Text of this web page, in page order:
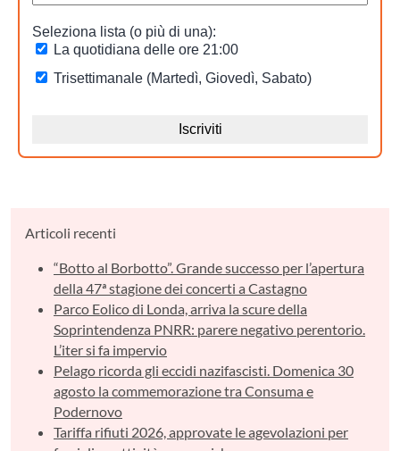
Articoli recenti
“Botto al Borbotto”. Grande successo per l’apertura
della 47ª stagione dei concerti a Castagno
Parco Eolico di Londa, arriva la scure della
Soprintendenza PNRR: parere negativo perentorio.
L’iter si fa impervio
Pelago ricorda gli eccidi nazifascisti. Domenica 30
agosto la commemorazione tra Consuma e
Podernovo
Tariffa rifiuti 2026, approvate le agevolazioni per